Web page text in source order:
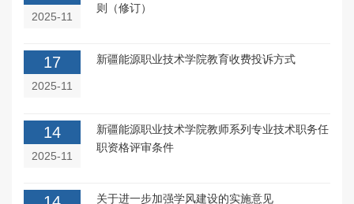
2025-11
则（修订）
17
2025-11
新疆能源职业技术学院教育收费投诉方式
14
2025-11
新疆能源职业技术学院教师系列专业技术职务任
职资格评审条件
关于进一步加强学风建设的实施意见